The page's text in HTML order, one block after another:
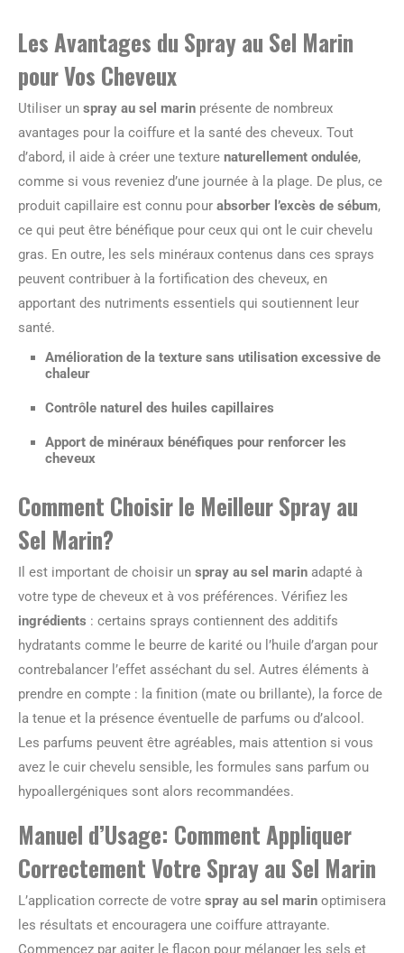
Les Avantages du Spray au Sel Marin
pour Vos Cheveux
Utiliser un spray au sel marin présente de nombreux
avantages pour la coiffure et la santé des cheveux. Tout
d’abord, il aide à créer une texture naturellement ondulée,
comme si vous reveniez d’une journée à la plage. De plus, ce
produit capillaire est connu pour absorber l’excès de sébum,
ce qui peut être bénéfique pour ceux qui ont le cuir chevelu
gras. En outre, les sels minéraux contenus dans ces sprays
peuvent contribuer à la fortification des cheveux, en
apportant des nutriments essentiels qui soutiennent leur
santé.
Amélioration de la texture sans utilisation excessive de
chaleur
Contrôle naturel des huiles capillaires
Apport de minéraux bénéfiques pour renforcer les
cheveux
Comment Choisir le Meilleur Spray au
Sel Marin?
Il est important de choisir un spray au sel marin adapté à
votre type de cheveux et à vos préférences. Vérifiez les
ingrédients : certains sprays contiennent des additifs
hydratants comme le beurre de karité ou l’huile d’argan pour
contrebalancer l’effet asséchant du sel. Autres éléments à
prendre en compte : la finition (mate ou brillante), la force de
la tenue et la présence éventuelle de parfums ou d’alcool.
Les parfums peuvent être agréables, mais attention si vous
avez le cuir chevelu sensible, les formules sans parfum ou
hypoallergéniques sont alors recommandées.
Manuel d’Usage: Comment Appliquer
Correctement Votre Spray au Sel Marin
L’application correcte de votre spray au sel marin optimisera
les résultats et encouragera une coiffure attrayante.
Commencez par agiter le flacon pour mélanger les sels et